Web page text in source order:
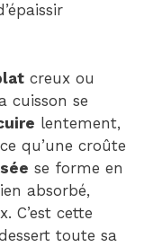
creux ou
cuisson se
lentement,
qu’une croûte
se forme en
absorbé,
C’est cette
toute sa